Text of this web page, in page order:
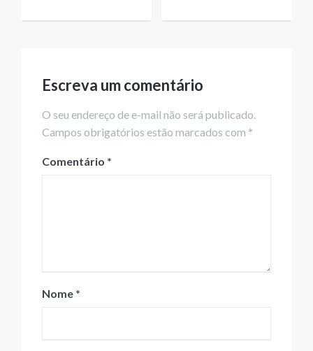
Post
Escreva um comentário
O seu endereço de e-mail não será publicado.
Campos obrigatórios estão marcados com *
Comentário *
Nome *